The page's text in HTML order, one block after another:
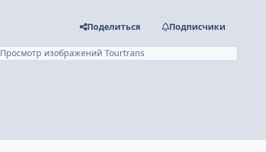
Поделиться Подписчики
Просмотр изображений Tourtrans